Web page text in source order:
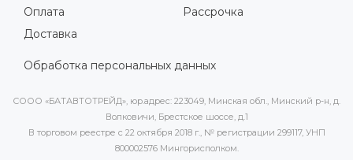
Оплата
Доставка
Рассрочка
Обработка персональных данных
СООО «БАТАВТОТРЕЙД», юр.адрес: 223049, Минская обл., Минский р-н, д.
Волковичи, Брестское шоссе, д.1
В торговом реестре с 22 октября 2018 г., № регистрации 299117, УНП
800002576 Мингорисполком.